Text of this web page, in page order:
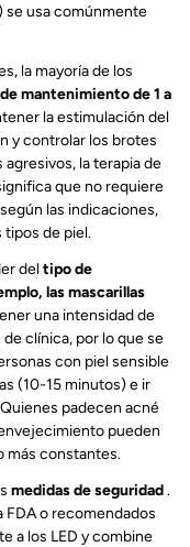
se usa comúnmente
la mayoría de los
mantenimiento de 1 a
la estimulación del
y controlar los brotes
la terapia de
que no requiere
las indicaciones,
tipos de piel.
deltipo de
las mascarillas
una intensidad de
clínica, por lo que se
con piel sensible
(10-15 minutos) e ir
padecen acné
pueden
más constantes.
medidas de seguridad.
FDA o recomendados
a los LED y combine